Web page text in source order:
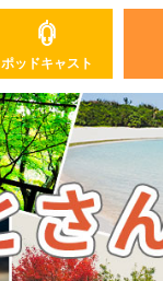
ポッドキャスト